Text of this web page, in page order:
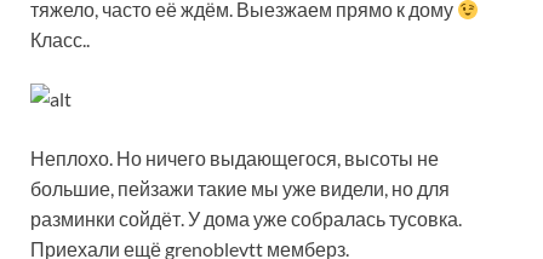
тяжело, часто её ждём. Выезжаем прямо к дому
Класс..
Неплохо. Но ничего выдающегося, высоты не
большие, пейзажи такие мы уже видели, но для
разминки сойдёт. У дома уже собралась тусовка.
Приехали ещё grenoblevtt мемберз.